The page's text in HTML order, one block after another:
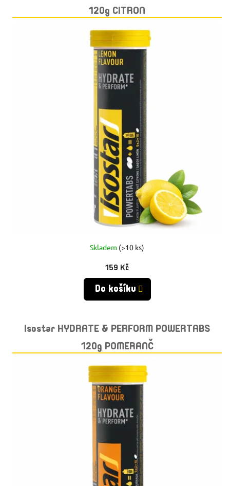
120g CITRON
Skladem (>10 ks)
159 Kč
Do košíku
Isostar HYDRATE & PERFORM POWERTABS
120g POMERANČ